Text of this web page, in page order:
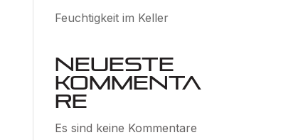
Feuchtigkeit im Keller
Neueste
Kommenta
re
Es sind keine Kommentare